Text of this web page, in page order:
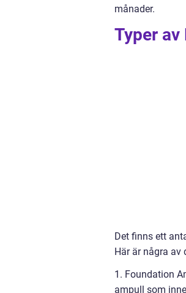
månader.
Typer
Det finns ett
Här är några av
1. Foundation
ampull som